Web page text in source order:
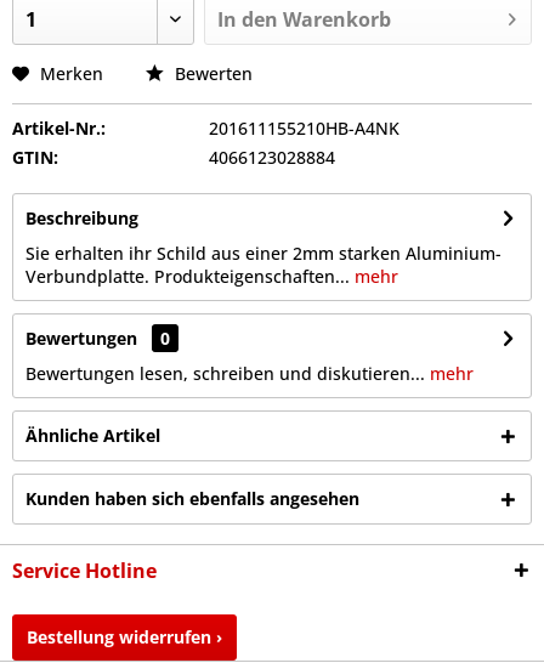
In den Warenkorb
Merken Bewerten
Artikel-Nr.:
201611155210HB-A4NK
GTIN:
4066123028884
Beschreibung
Sie erhalten ihr Schild aus einer 2mm starken Aluminium-
Verbundplatte. Produkteigenschaften... mehr
Bewertungen
0
Bewertungen lesen, schreiben und diskutieren... mehr
Ähnliche Artikel
Kunden haben sich ebenfalls angesehen
Service Hotline
Bestellung widerrufen ›